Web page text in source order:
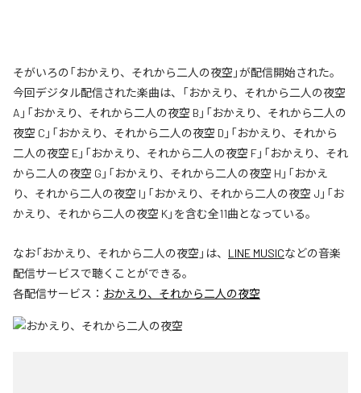
そがいろの「おかえり、それから二人の夜空」が配信開始された。
今回デジタル配信された楽曲は、「おかえり、それから二人の夜空
A」「おかえり、それから二人の夜空 B」「おかえり、それから二人の
夜空 C」「おかえり、それから二人の夜空 D」「おかえり、それから
二人の夜空 E」「おかえり、それから二人の夜空 F」「おかえり、それ
から二人の夜空 G」「おかえり、それから二人の夜空 H」「おかえ
り、それから二人の夜空 I」「おかえり、それから二人の夜空 J」「お
かえり、それから二人の夜空 K」を含む全11曲となっている。
なお「おかえり、それから二人の夜空 」は、 LINE MUSICなどの音楽
配信サービスで聴くことができる。
各配信サービス： おかえり、それから二人の夜空